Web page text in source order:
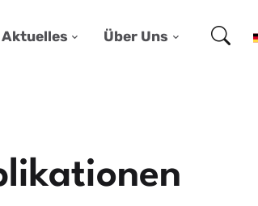
Aktuelles Über Uns